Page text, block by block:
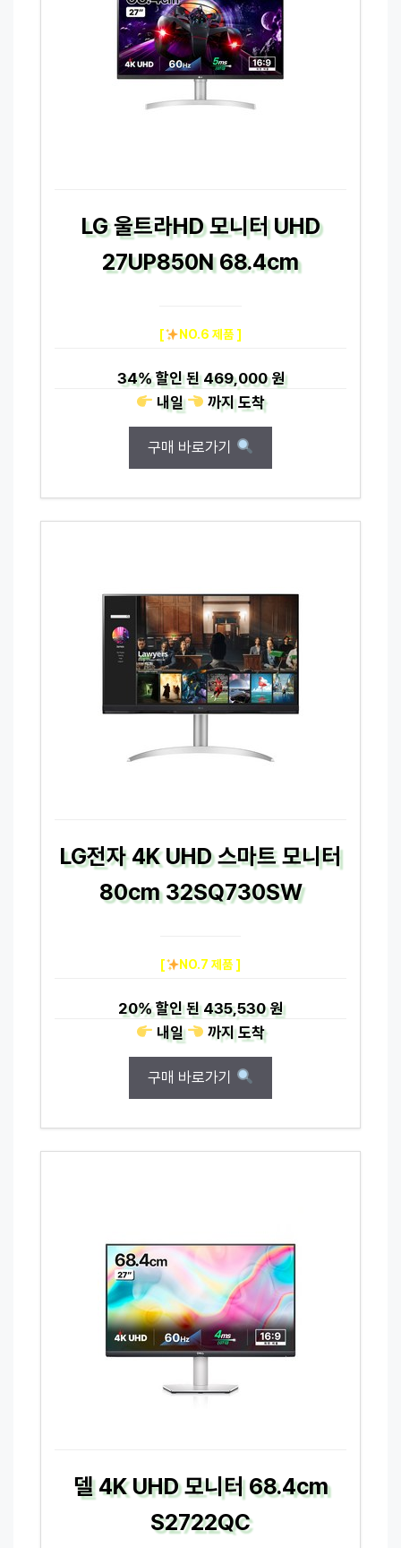
LG 울트라HD 모니터 UHD
27UP850N 68.4cm
[ NO.6 제품 ]
34%할인 된469,000 원
내일
까지도착
구매 바로가기
LG전자 4K UHD 스마트 모니터
80cm 32SQ730SW
[ NO.7 제품 ]
20%할인 된435,530 원
내일
까지도착
구매 바로가기
델 4K UHD 모니터 68.4cm
S2722QC